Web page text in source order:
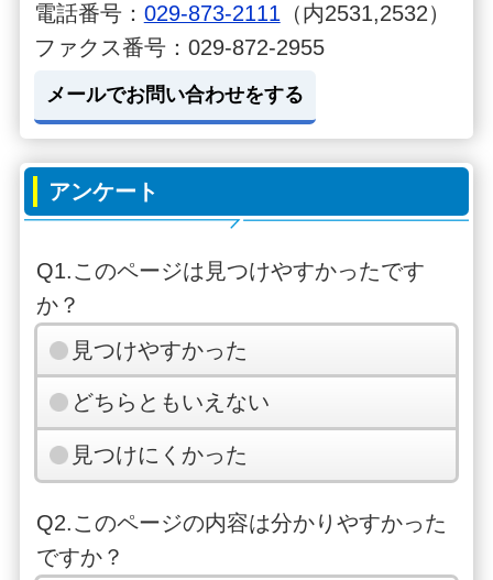
電話番号： 029-873-2111 （内2531,2532）
ファクス番号：029-872-2955
メールでお問い合わせをする
アンケート
Q1.このページは見つけやすかったです
か？
見つけやすかった
どちらともいえない
見つけにくかった
Q2.このページの内容は分かりやすかった
ですか？